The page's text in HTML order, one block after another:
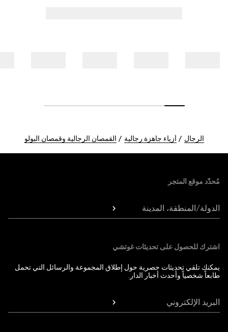
الرجال أزياء جاهزة رجالية القمصان الرجالية وقمصان البولو
مُحدّد موقع المتجر
الدولة/المنطقة، المدينة
اشترك للحصول على تحديثات غوتشي
يمكنك تلقي تحديثات حصرية حول إطلاق المجموعة والرسائل التي تحمل
طابعاً شخصياً وأحدث أخبار الدار.
البريد الإلكتروني